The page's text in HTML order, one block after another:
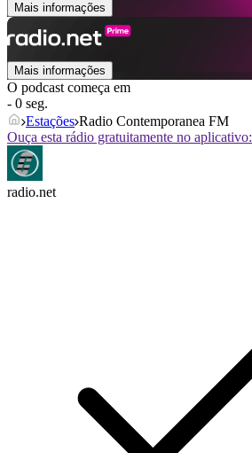
Mais informações
Mais informações
O podcast começa em
- 0 seg.
Estações Radio Contemporanea FM
Ouça esta rádio gratuitamente no aplicativo:
radio.net